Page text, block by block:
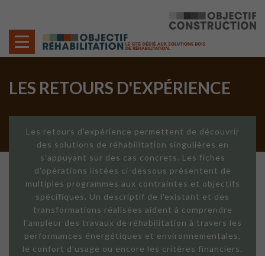
LES RETOURS D'EXPÉRIENCE
Les retours d'expérience permettent de découvrir
des solutions de réhabilitation singulières en
s'appuyant sur des cas concrets. Les fiches
d'opérations listées ci-dessous présentent de
multiples programmes aux contraintes et objectifs
spécifiques. Un descriptif de l'existant et des
transformations réalisées aident à comprendre
l'ampleur des travaux de réhabilitation à travers les
performances énergétiques et environnementales,
le confort d'usage ou encore les critères financiers.